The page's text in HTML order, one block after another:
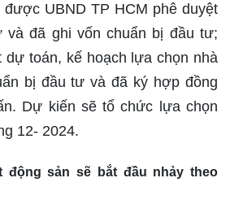
UBND TP HCM phê duyệt
và đã ghi vốn chuẩn bị đầu tư;
dự toán, kế hoạch lựa chọn nhà
bị đầu tư và đã ký hợp đồng
Dự kiến sẽ tổ chức lựa chọn
12- 2024.
động sản sẽ bắt đầu nhảy theo